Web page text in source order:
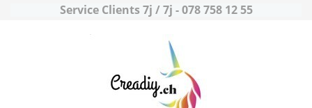
Service Clients 7j / 7j - 078 758 12 55